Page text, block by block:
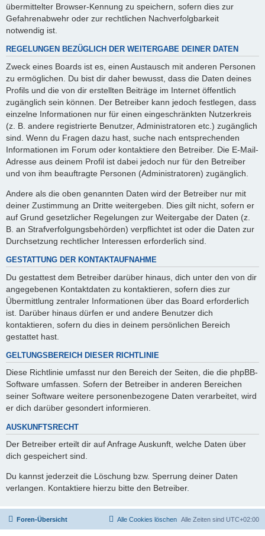
übermittelter Browser-Kennung zu speichern, sofern dies zur
Gefahrenabwehr oder zur rechtlichen Nachverfolgbarkeit
notwendig ist.
REGELUNGEN BEZÜGLICH DER WEITERGABE DEINER DATEN
Zweck eines Boards ist es, einen Austausch mit anderen Personen
zu ermöglichen. Du bist dir daher bewusst, dass die Daten deines
Profils und die von dir erstellten Beiträge im Internet öffentlich
zugänglich sein können. Der Betreiber kann jedoch festlegen, dass
einzelne Informationen nur für einen eingeschränkten Nutzerkreis
(z. B. andere registrierte Benutzer, Administratoren etc.) zugänglich
sind. Wenn du Fragen dazu hast, suche nach entsprechenden
Informationen im Forum oder kontaktiere den Betreiber. Die E-Mail-
Adresse aus deinem Profil ist dabei jedoch nur für den Betreiber
und von ihm beauftragte Personen (Administratoren) zugänglich.
Andere als die oben genannten Daten wird der Betreiber nur mit
deiner Zustimmung an Dritte weitergeben. Dies gilt nicht, sofern er
auf Grund gesetzlicher Regelungen zur Weitergabe der Daten (z.
B. an Strafverfolgungsbehörden) verpflichtet ist oder die Daten zur
Durchsetzung rechtlicher Interessen erforderlich sind.
GESTATTUNG DER KONTAKTAUFNAHME
Du gestattest dem Betreiber darüber hinaus, dich unter den von dir
angegebenen Kontaktdaten zu kontaktieren, sofern dies zur
Übermittlung zentraler Informationen über das Board erforderlich
ist. Darüber hinaus dürfen er und andere Benutzer dich
kontaktieren, sofern du dies in deinem persönlichen Bereich
gestattet hast.
GELTUNGSBEREICH DIESER RICHTLINIE
Diese Richtlinie umfasst nur den Bereich der Seiten, die die phpBB-
Software umfassen. Sofern der Betreiber in anderen Bereichen
seiner Software weitere personenbezogene Daten verarbeitet, wird
er dich darüber gesondert informieren.
AUSKUNFTSRECHT
Der Betreiber erteilt dir auf Anfrage Auskunft, welche Daten über
dich gespeichert sind.
Du kannst jederzeit die Löschung bzw. Sperrung deiner Daten
verlangen. Kontaktiere hierzu bitte den Betreiber.
Foren-Übersicht Alle Zeiten sind UTC+02:00
Alle Cookies löschen